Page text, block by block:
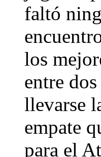
faltó
los
entre
llevarse
empate
para el